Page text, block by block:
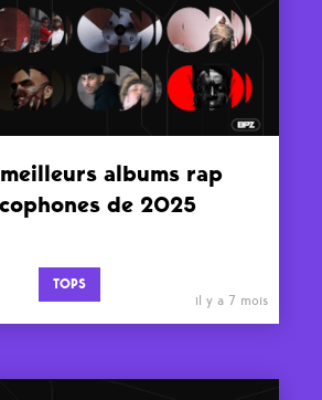
albums rap
de 2025
TOPS
il y a 7 mois